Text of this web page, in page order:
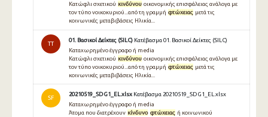
Κατώφλι σχετικού κινδύνου οικονομικής επισφάλειας ανάλογα με
τον τύπο νοικοκυριού...από τη γραμμή φτώχειας μετά τις
κοινωνικές μεταβιβάσεις Ηλικία...
TT
01. Βασικοί Δείκτες (SILC) Κατέβασμα 01. Βασικοί Δείκτες (SILC)
Καταχωρημένο έγγραφο ή media
Κατώφλι σχετικού κινδύνου οικονομικής επισφάλειας ανάλογα με
τον τύπο νοικοκυριού...από τη γραμμή φτώχειας μετά τις
κοινωνικές μεταβιβάσεις Ηλικία...
SF
20210519_SDG1_EL.xlsx Κατέβασμα 20210519_SDG1_EL.xlsx
Καταχωρημένο έγγραφο ή media
Άτομα που διατρέχουν κίνδυνο φτώχειας ή κοινωνικού